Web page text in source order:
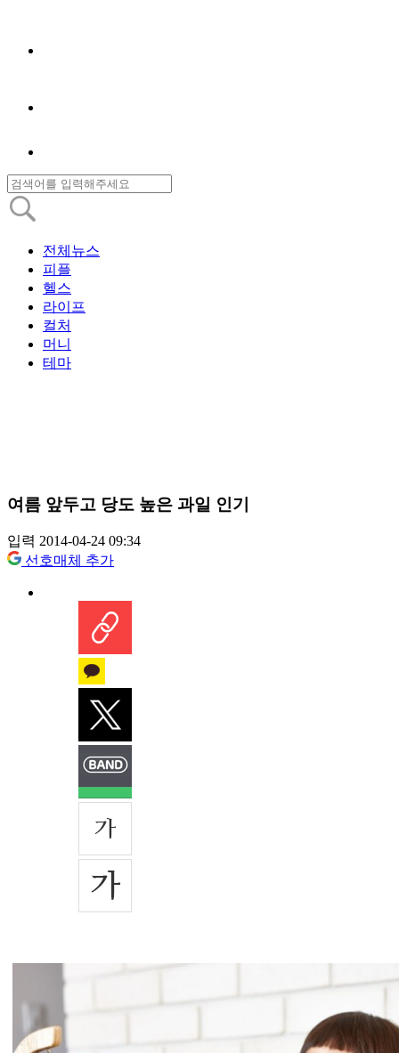
전체뉴스
피플
헬스
라이프
컬처
머니
테마
여름 앞두고 당도 높은 과일 인기
입력 2014-04-24 09:34
선호매체 추가